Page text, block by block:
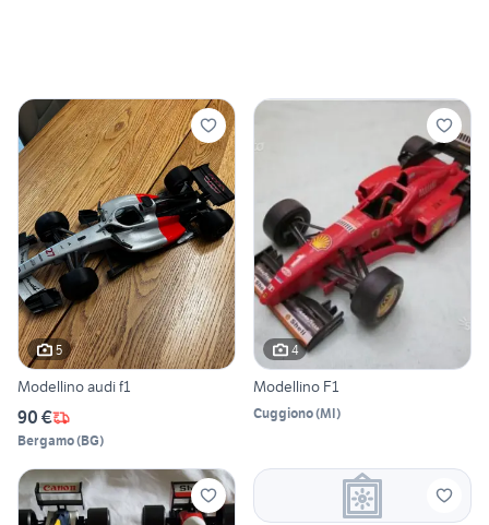
5
Modellino audi f1
90 €
Bergamo(BG)
4
Modellino F1
Cuggiono(MI)